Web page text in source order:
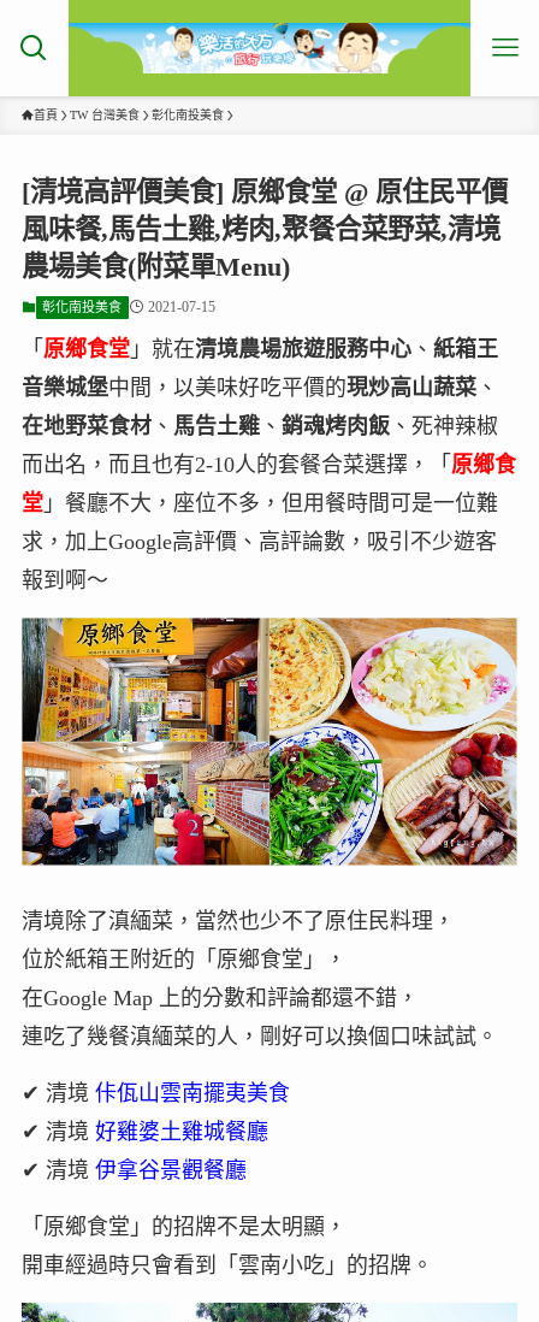
首頁 TW 台灣美食 彰化南投美食
[清境高評價美食] 原鄉食堂 @ 原住民平價
風味餐,馬告土雞,烤肉,聚餐合菜野菜,清境
農場美食(附菜單Menu)
彰化南投美食 2021-07-15
「 原鄉食堂」就在清境農場旅遊服務中心、 紙箱王
音樂城堡中間，以美味好吃平價的現炒高山蔬菜、
在地野菜食材、 馬告土雞、 銷魂烤肉飯、死神辣椒
而出名，而且也有2-10人的套餐合菜選擇，「 原鄉食
堂」餐廳不大，座位不多，但用餐時間可是一位難
求，加上Google高評價、高評論數，吸引不少遊客
報到啊～
清境除了滇緬菜，當然也少不了原住民料理，
位於紙箱王附近的「原鄉食堂」，
在Google Map 上的分數和評論都還不錯，
連吃了幾餐滇緬菜的人，剛好可以換個口味試試。
✔ 清境 佧佤山雲南擺夷美食
✔ 清境 好雞婆土雞城餐廳
✔ 清境 伊拿谷景觀餐廳
「原鄉食堂」的招牌不是太明顯，
開車經過時只會看到「雲南小吃」的招牌。